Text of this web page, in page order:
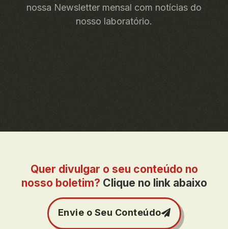
nossa Newsletter mensal com notícias do
nosso laboratório.
Quer divulgar o seu conteúdo no
nosso boletim? Clique no link abaixo
Envie o Seu Conteúdo